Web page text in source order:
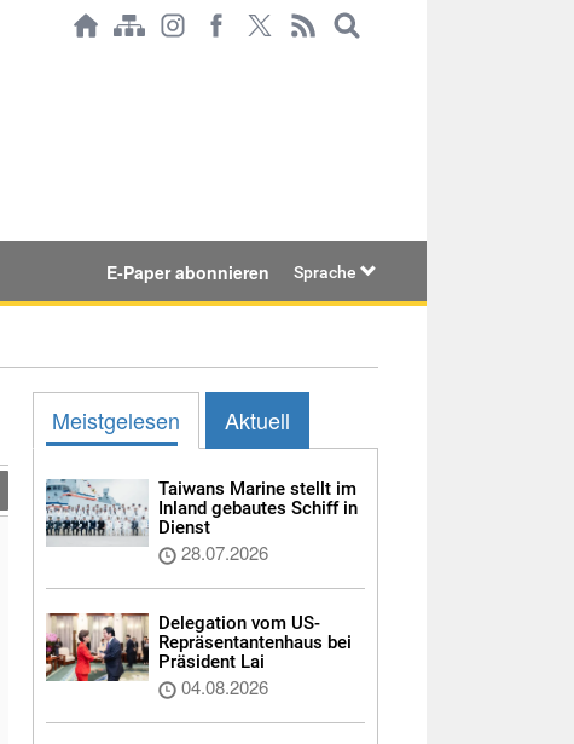
E-Paper abonnieren Sprache
Meistgelesen Aktuell
Taiwans Marine stellt im
Inland gebautes Schiff in
Dienst
28.07.2026
Delegation vom US-
Repräsentantenhaus bei
Präsident Lai
04.08.2026